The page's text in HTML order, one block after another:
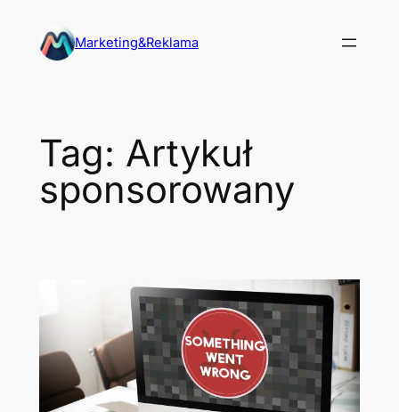
Marketing&Reklama
Tag: Artykuł
sponsorowany